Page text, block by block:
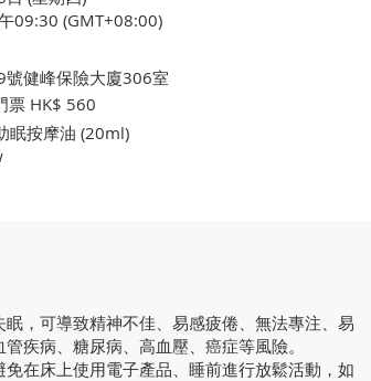
09:30 (GMT+08:00)
號健峰保險大廈306室
票 HK$ 560
眠按摩油 (20ml)
，可導致精神不佳、易感疲倦、無法專注、易
疾病、糖尿病、高血壓、癌症等風險。
在床上使用電子產品、睡前進行放鬆活動，如